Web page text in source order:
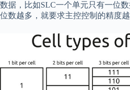
数据，比如SLC一个单元只有一位
位数越多，就要求主控控制的精度越